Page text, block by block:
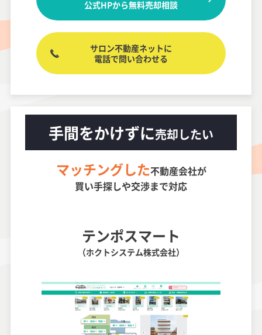
公式HPから無料売却相談
サロン不動産ネットに
電話で問い合わせる
手間をかけずに売却したい
マッチングした不動産会社が
買い手探しや交渉まで対応
テンポスマート
（ホクトシステム株式会社）